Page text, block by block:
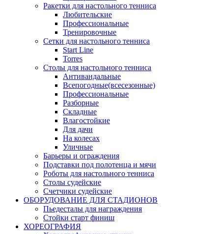
Ракетки для настольного тенниса
Любительские
Профессиональные
Тренировочные
Сетки для настольного тенниса
Start Line
Torres
Столы для настольного тенниса
Антивандальные
Всепогодные(всесезонные)
Профессиональные
Разборные
Складные
Влагостойкие
Для дачи
На колесах
Уличные
Барьеры и ограждения
Подставки под полотенца и мячи
Роботы для настольного тенниса
Столы судейские
Счетчики судейские
ОБОРУДОВАНИЕ ДЛЯ СТАДИОНОВ
Пьедесталы для награждения
Стойки старт финиш
ХОРЕОГРАФИЯ